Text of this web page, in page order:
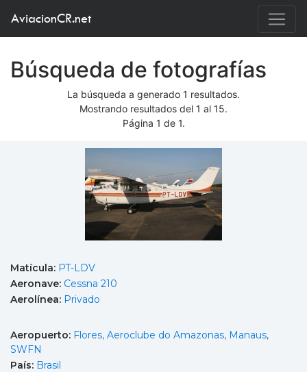
AviacionCR.net
Búsqueda de fotografías
La búsqueda a generado 1 resultados.
Mostrando resultados del 1 al 15.
Página 1 de 1.
Matícula: PT-LDV
Aeronave: Cessna 210
Aerolínea: Privado
Aeropuerto: Flores, Aeroclube do Amazonas, Manaus,
SWFN
País: Brasil